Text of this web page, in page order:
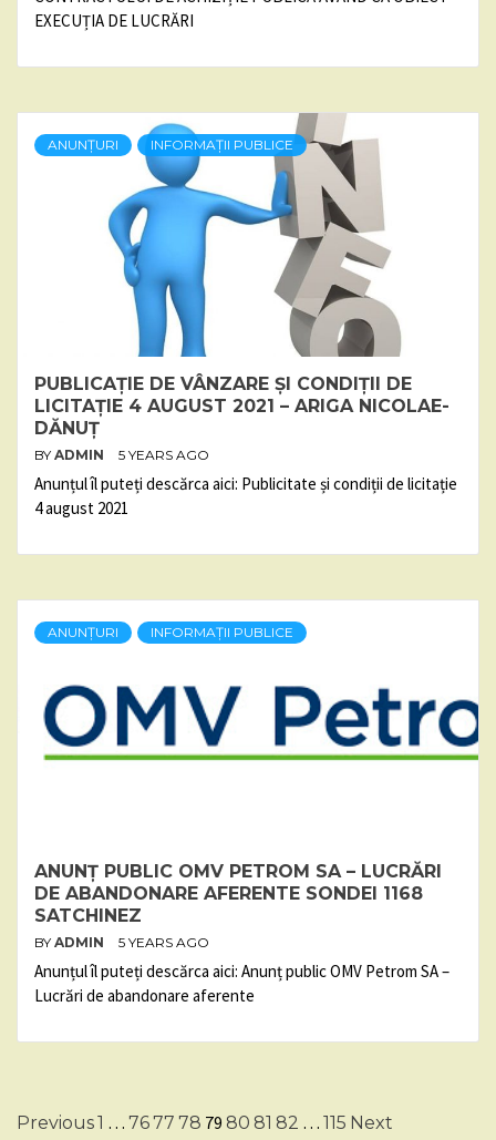
EXECUȚIA DE LUCRĂRI
ANUNȚURI INFORMAȚII PUBLICE
PUBLICAȚIE DE VÂNZARE ȘI CONDIȚII DE
LICITAȚIE 4 AUGUST 2021 – ARIGA NICOLAE-
DĂNUȚ
BY ADMIN 5 YEARS AGO
Anunțul îl puteți descărca aici: Publicitate și condiții de licitație
4 august 2021
ANUNȚURI INFORMAȚII PUBLICE
ANUNȚ PUBLIC OMV PETROM SA – LUCRĂRI
DE ABANDONARE AFERENTE SONDEI 1168
SATCHINEZ
BY ADMIN 5 YEARS AGO
Anunțul îl puteți descărca aici: Anunț public OMV Petrom SA –
Lucrări de abandonare aferente
Posts
Previous1 … 7677 78 79 80 81 82 … 115 Next